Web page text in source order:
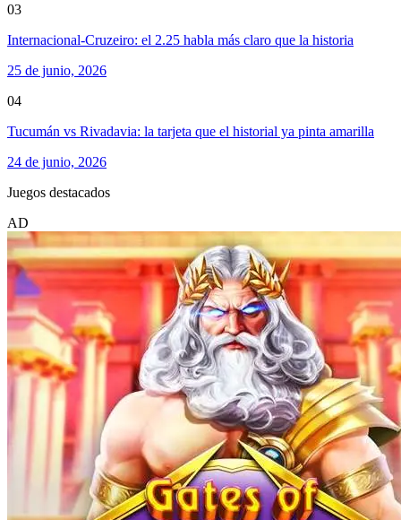
03
Internacional-Cruzeiro: el 2.25 habla más claro que la historia
25 de junio, 2026
04
Tucumán vs Rivadavia: la tarjeta que el historial ya pinta amarilla
24 de junio, 2026
Juegos destacados
AD